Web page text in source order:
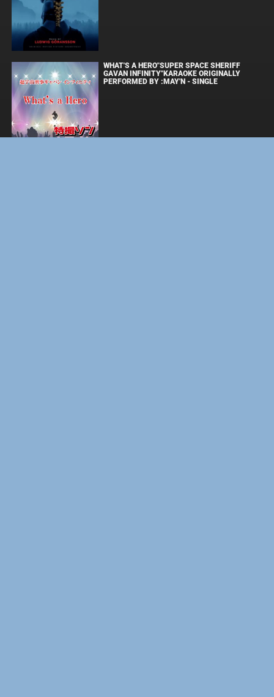
WHAT'S A HERO"SUPER SPACE SHERIFF
GAVAN INFINITY"KARAOKE ORIGINALLY
PERFORMED BY :MAY'N - SINGLE